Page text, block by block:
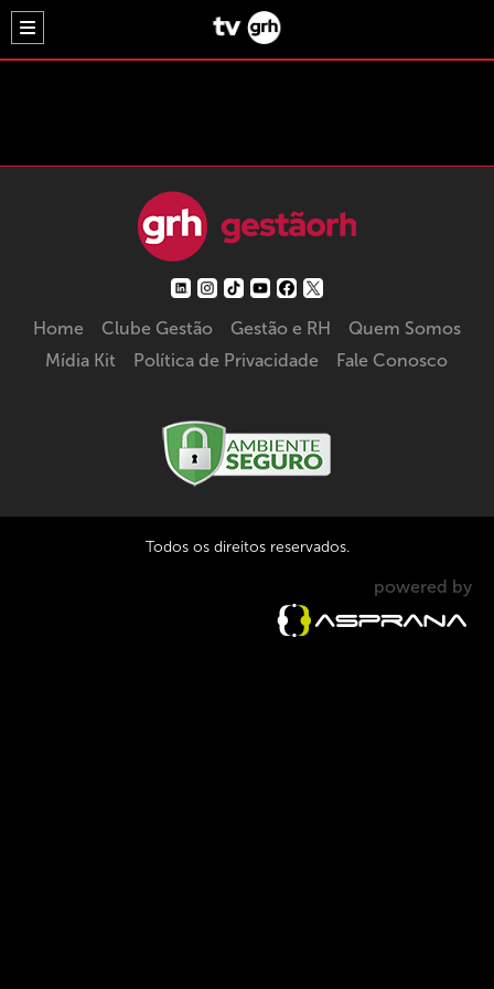
Home Clube Gestão Gestão e RH
Quem Somos
Mídia Kit
Política de Privacidade Fale Conosco
Todos os direitos reservados.
powered by